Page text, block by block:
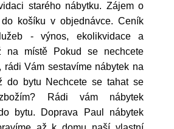
starého nábytku. Zájem o
košíku v objednávce. Ceník
- výnos, ekolikvidace a
na místě Pokud se nechcete
rádi Vám sestavíme nábytek na
do bytu Nechcete se tahat se
Rádi vám nábytek
bytu. Doprava Paul nábytek